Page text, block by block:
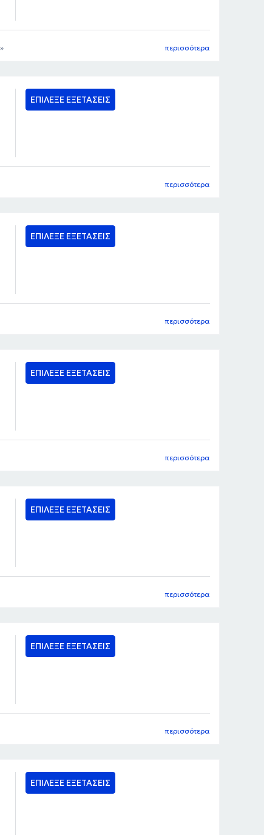
περισσότερα
ΕΠΙΛΕΞΕ ΕΞΕΤΑΣΕΙΣ
περισσότερα
ΕΠΙΛΕΞΕ ΕΞΕΤΑΣΕΙΣ
περισσότερα
ΕΠΙΛΕΞΕ ΕΞΕΤΑΣΕΙΣ
περισσότερα
ΕΠΙΛΕΞΕ ΕΞΕΤΑΣΕΙΣ
περισσότερα
ΕΠΙΛΕΞΕ ΕΞΕΤΑΣΕΙΣ
περισσότερα
ΕΠΙΛΕΞΕ ΕΞΕΤΑΣΕΙΣ